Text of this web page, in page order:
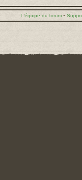
L’équipe du forum •